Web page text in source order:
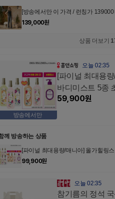
[방송에서만 이 가격 / 런칭가
플루이드 워싱 팬츠 1종
139,000원
상품 더보기
방송에서만
오늘 02:35
[파이널 최대용
바디미스트 5종
59,900원
께 방송하는 상품
[파이널 최대용량/매니아] 올가힐링
니아패키지
99,900원
오늘 02:35
참기름의 정석